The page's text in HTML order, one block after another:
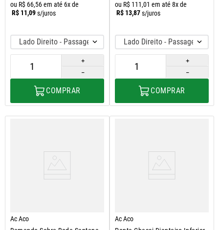
ou R$ 66,56em até 6x de
R$ 11,09s/juros
Lado Direito - Passageiro
＋
－
COMPRAR
ou R$ 111,01 em até 8x de
R$ 13,87s/juros
Lado Direito - Passageiro
＋
－
COMPRAR
Ac Aco
Ac Aco